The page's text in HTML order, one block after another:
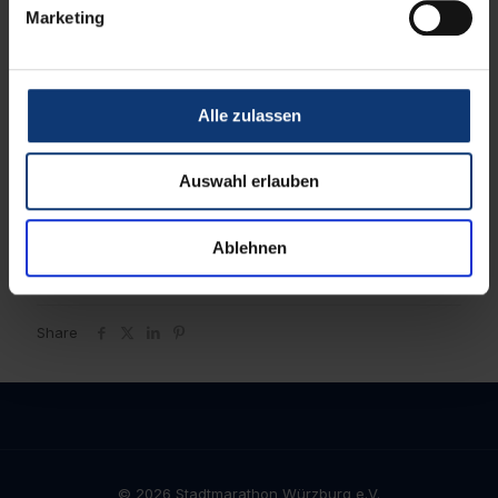
Marketing
Alle zulassen
Auswahl erlauben
Ablehnen
Share
© 2026 Stadtmarathon Würzburg e.V.